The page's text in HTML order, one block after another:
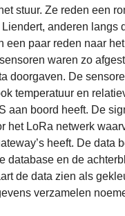
stuur. Ze reden een
anderen langs
een paar reden naar
waren zo
doorgaven. De
temperatuur en
aan boord heeft. De
het LoRa netwerk
heeft. De data
database en de
de data zien als
verzamelen